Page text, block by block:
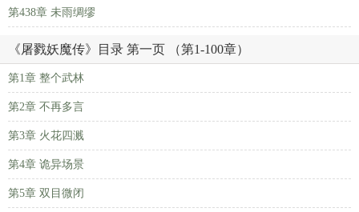
第438章 未雨绸缪
《屠戮妖魔传》目录 第一页 （第1-100章）
第1章 整个武林
第2章 不再多言
第3章 火花四溅
第4章 诡异场景
第5章 双目微闭